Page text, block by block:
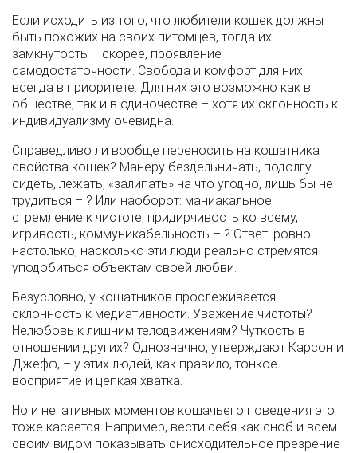
Если исходить из того, что любители кошек должны
быть похожих на своих питомцев, тогда их
замкнутость – скорее, проявление
самодостаточности. Свобода и комфорт для них
всегда в приоритете. Для них это возможно как в
обществе, так и в одиночестве – хотя их склонность к
индивидуализму очевидна.
Справедливо ли вообще переносить на кошатника
свойства кошек? Манеру бездельничать, подолгу
сидеть, лежать, «залипать» на что угодно, лишь бы не
трудиться – ? Или наоборот: маниакальное
стремление к чистоте, придирчивость ко всему,
игривость, коммуникабельность – ? Ответ: ровно
настолько, насколько эти люди реально стремятся
уподобиться объектам своей любви.
Безусловно, у кошатников прослеживается
склонность к медиативности. Уважение чистоты?
Нелюбовь к лишним телодвижениям? Чуткость в
отношении других? Однозначно, утверждают Карсон и
Джефф, – у этих людей, как правило, тонкое
восприятие и цепкая хватка.
Но и негативных моментов кошачьего поведения это
тоже касается. Например, вести себя как сноб и всем
своим видом показывать снисходительное презрение